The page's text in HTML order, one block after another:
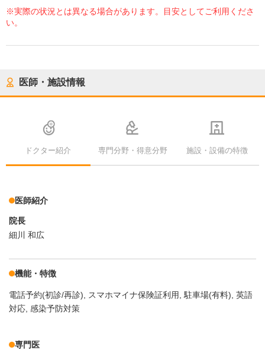
※実際の状況とは異なる場合があります。目安としてご利用くださ
い。
医師・施設情報
ドクター紹介 専門分野・得意分野 施設・設備の特徴
医師紹介
院長
細川 和広
機能・特徴
電話予約(初診/再診) スマホマイナ保険証利用 駐車場(有料) 英語
対応 感染予防対策
専門医